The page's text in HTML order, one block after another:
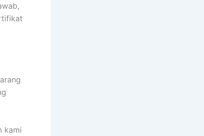
kami